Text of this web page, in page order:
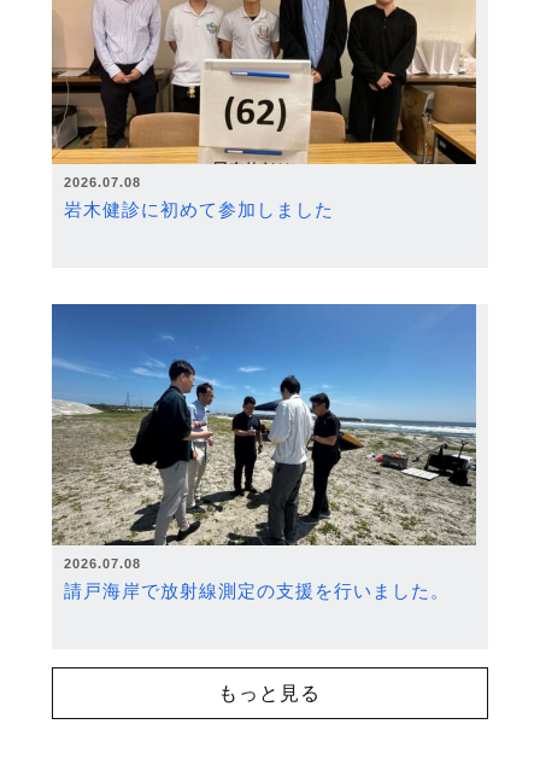
2026.07.08
岩木健診に初めて参加しました
2026.07.08
請戸海岸で放射線測定の支援を行いました。
もっと見る